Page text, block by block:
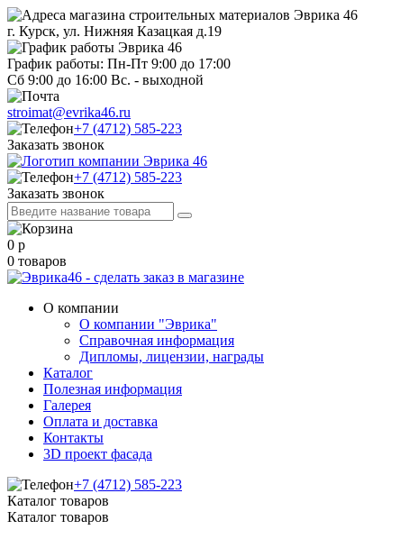
г. Курск, ул. Нижняя Казацкая д.19
График работы: Пн-Пт 9:00 до 17:00
Сб 9:00 до 16:00 Вс. - выходной
stroimat@evrika46.ru
+7 (4712) 585-223
Заказать звонок
+7 (4712) 585-223
Заказать звонок
0 р
0 товаров
О компании
О компании "Эврика"
Справочная информация
Дипломы, лицензии, награды
Каталог
Полезная информация
Галерея
Оплата и доставка
Контакты
3D проект фасада
+7 (4712) 585-223
Каталог товаров
Каталог товаров